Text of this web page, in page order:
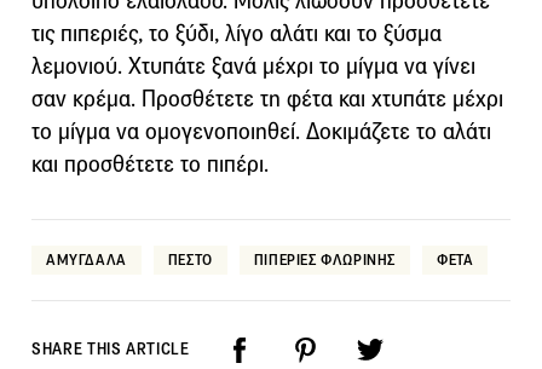
τις πιπεριές, το ξύδι, λίγο αλάτι και το ξύσμα
λεμονιού. Χτυπάτε ξανά μέχρι το μίγμα να γίνει
σαν κρέμα. Προσθέτετε τη φέτα και χτυπάτε μέχρι
το μίγμα να ομογενοποιηθεί. Δοκιμάζετε το αλάτι
και προσθέτετε το πιπέρι.
ΑΜΥΓΔΑΛΑ ΠΕΣΤΟ ΠΙΠΕΡΙΕΣ ΦΛΩΡΙΝΗΣ ΦΕΤΑ
SHARE THIS ARTICLE